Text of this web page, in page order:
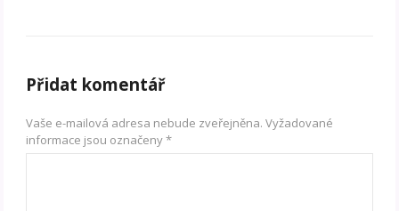
Přidat komentář
Vaše e-mailová adresa nebude zveřejněna. Vyžadované
informace jsou označeny*